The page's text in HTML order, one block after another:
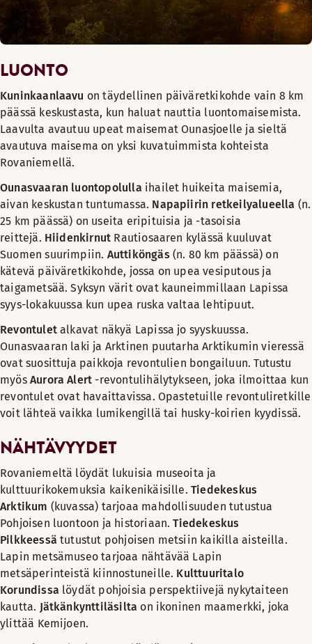
LUONTO
Kuninkaanlaavu on täydellinen päiväretkikohde vain 8 km
päässä keskustasta, kun haluat nauttia luontomaisemista.
Laavulta avautuu upeat maisemat Ounasjoelle ja sieltä
avautuva maisema on yksi kuvatuimmista kohteista
Rovaniemellä.
Ounasvaaran luontopolulla ihailet huikeita maisemia,
aivan keskustan tuntumassa. Napapiirin retkeilyalueella (n.
25 km päässä) on useita eripituisia ja -tasoisia
reittejä. Hiidenkirnut Rautiosaaren kylässä kuuluvat
Suomen suurimpiin. Auttiköngäs(n. 80 km päässä) on
kätevä päiväretkikohde, jossa on upea vesiputous ja
taigametsää. Syksyn värit ovat kauneimmillaan Lapissa
syys-lokakuussa kun upea ruska valtaa lehtipuut.
Revontuletalkavat näkyä Lapissa jo syyskuussa.
Ounasvaaran laki ja Arktinen puutarha Arktikumin vieressä
ovat suosittuja paikkoja revontulien bongailuun. Tutustu
myös Aurora Alert -revontulihälytykseen, joka ilmoittaa kun
revontulet ovat havaittavissa. Opastetuille revontuliretkille
voit lähteä vaikka lumikengillä tai husky-koirien kyydissä.
NÄHTÄVYYDET
Rovaniemeltä löydät lukuisia museoita ja
kulttuurikokemuksia kaikenikäisille.Tiedekeskus
Arktikum (kuvassa) tarjoaa mahdollisuuden tutustua
Pohjoisen luontoon ja historiaan.Tiedekeskus
Pilkkeessä tutustut pohjoisen metsiin kaikilla aisteilla.
Lapin metsämuseo tarjoaa nähtävää Lapin
metsäperinteistä kiinnostuneille. Kulttuuritalo
Korundissa löydät pohjoisia perspektiivejä nykytaiteen
kautta. Jätkänkynttiläsilta on ikoninen maamerkki, joka
ylittää Kemijoen.